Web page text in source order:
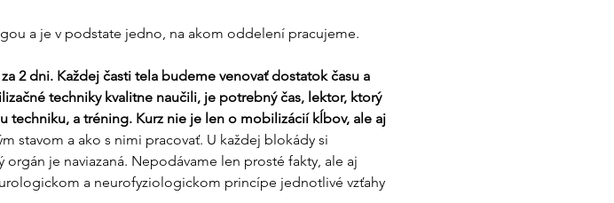
a je v podstate jedno, na akom oddelení pracujeme.
2 dni. Každej časti tela budeme venovať dostatok času a
techniky kvalitne naučili, je potrebný čas, lektor, ktorý
techniku, a tréning. Kurz nie je len o mobilizácií kĺbov, ale aj
stavom a ako s nimi pracovať. U každej blokády si
je naviazaná. Nepodávame len prosté fakty, ale aj
a neurofyziologickom princípe jednotlivé vzťahy